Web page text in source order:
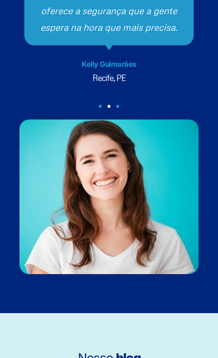
oferece a segurança que a gente
espera na hora que mais precisa.
Kelly Guimarães
Recife, PE